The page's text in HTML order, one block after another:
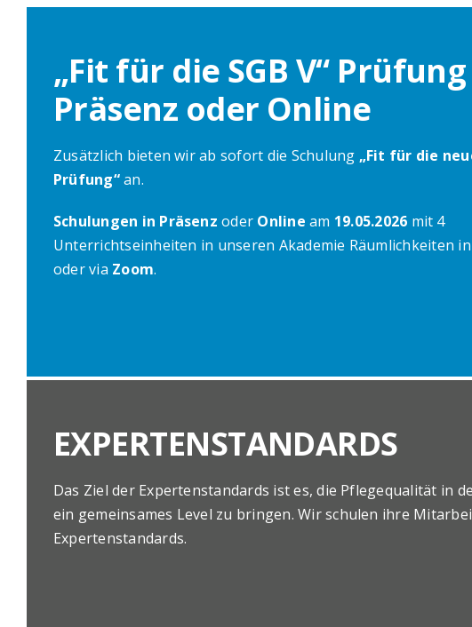
„Fit für die SGB V“
Präsenz oder Online
Zusätzlich bieten wir ab sofort die Schulung „Fit für die
Prüfung“an.
Schulungen in Präsenz oder Online am 19.05.2026 mit 4
Unterrichtseinheiten in unseren Akademie Räumlichkeiten in
oder via Zoom.
EXPERTENSTANDARDS
Das Ziel der Expertenstandards ist es, die Pflegequalität in
ein gemeinsames Level zu bringen. Wir schulen ihre
Expertenstandards.